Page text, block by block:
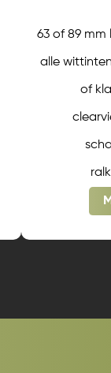
63 of 89 mm
alle
of